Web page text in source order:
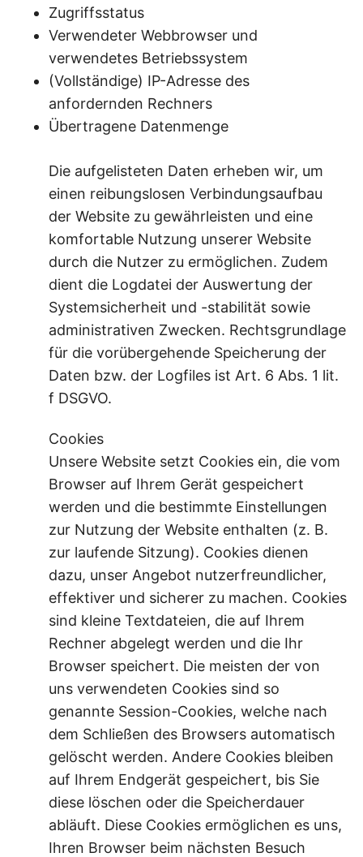
Zugriffsstatus
Verwendeter Webbrowser und
verwendetes Betriebssystem
(Vollständige) IP-Adresse des
anfordernden Rechners
Übertragene Datenmenge
Die aufgelisteten Daten erheben wir, um
einen reibungslosen Verbindungsaufbau
der Website zu gewährleisten und eine
komfortable Nutzung unserer Website
durch die Nutzer zu ermöglichen. Zudem
dient die Logdatei der Auswertung der
Systemsicherheit und -stabilität sowie
administrativen Zwecken. Rechtsgrundlage
für die vorübergehende Speicherung der
Daten bzw. der Logfiles ist Art. 6 Abs. 1 lit.
f DSGVO.
Cookies
Unsere Website setzt Cookies ein, die vom
Browser auf Ihrem Gerät gespeichert
werden und die bestimmte Einstellungen
zur Nutzung der Website enthalten (z. B.
zur laufende Sitzung). Cookies dienen
dazu, unser Angebot nutzerfreundlicher,
effektiver und sicherer zu machen. Cookies
sind kleine Textdateien, die auf Ihrem
Rechner abgelegt werden und die Ihr
Browser speichert. Die meisten der von
uns verwendeten Cookies sind so
genannte Session-Cookies, welche nach
dem Schließen des Browsers automatisch
gelöscht werden. Andere Cookies bleiben
auf Ihrem Endgerät gespeichert, bis Sie
diese löschen oder die Speicherdauer
abläuft. Diese Cookies ermöglichen es uns,
Ihren Browser beim nächsten Besuch